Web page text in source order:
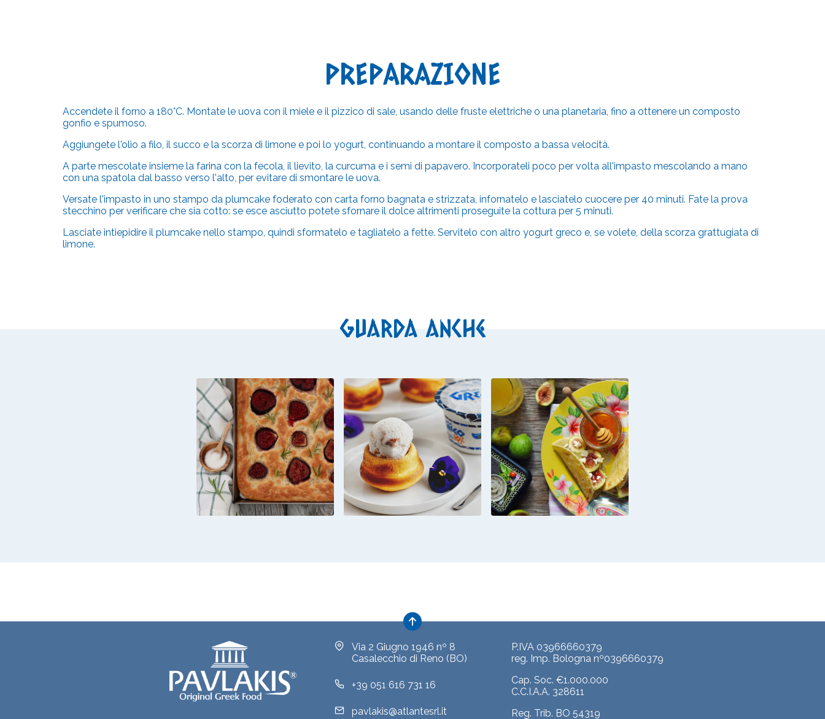
PREPARAZIONE
Accendete il forno a 180°C. Montate le uova con il miele e il pizzico di sale, usando delle fruste elettriche o una planetaria, fino a ottenere un composto
gonfio e spumoso.
Aggiungete l'olio a filo, il succo e la scorza di limone e poi lo yogurt, continuando a montare il composto a bassa velocità.
A parte mescolate insieme la farina con la fecola, il lievito, la curcuma e i semi di papavero. Incorporateli poco per volta all'impasto mescolando a mano
con una spatola dal basso verso l'alto, per evitare di smontare le uova.
Versate l'impasto in uno stampo da plumcake foderato con carta forno bagnata e strizzata, infornatelo e lasciatelo cuocere per 40 minuti. Fate la prova
stecchino per verificare che sia cotto: se esce asciutto potete sfornare il dolce altrimenti proseguite la cottura per 5 minuti.
Lasciate intiepidire il plumcake nello stampo, quindi sformatelo e tagliatelo a fette. Servitelo con altro yogurt greco e, se volete, della scorza grattugiata di
limone.
Guarda anche
Via 2 Giugno 1946 nº 8
Casalecchio di Reno (BO)
+39 051 616 731 16
pavlakis@atlantesrl.it
P.IVA 03966660379
reg. Imp. Bologna nº0396660379
Cap. Soc. €1.000.000
C.C.I.A.A. 328611
Reg. Trib. BO 54319